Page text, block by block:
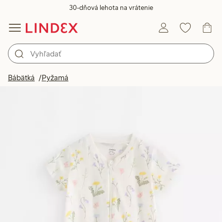
30-dňová lehota na vrátenie
Bábätká Pyžamá